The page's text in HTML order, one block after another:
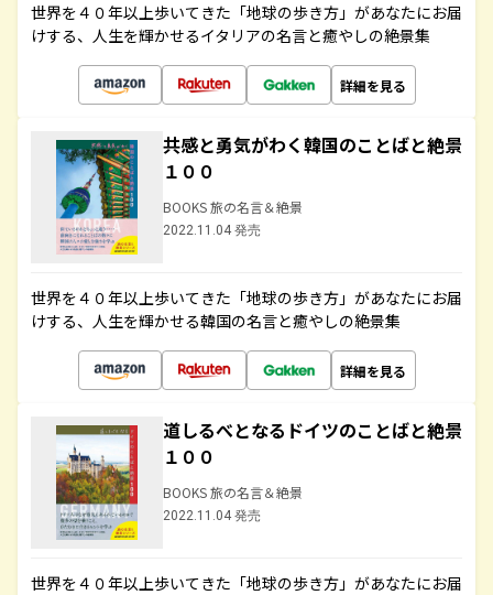
世界を４０年以上歩いてきた「地球の歩き方」があなたにお届
けする、人生を輝かせるイタリアの名言と癒やしの絶景集
詳細を見る
共感と勇気がわく韓国のことばと絶景
１００
BOOKS 旅の名言＆絶景
2022.11.04 発売
世界を４０年以上歩いてきた「地球の歩き方」があなたにお届
けする、人生を輝かせる韓国の名言と癒やしの絶景集
詳細を見る
道しるべとなるドイツのことばと絶景
１００
BOOKS 旅の名言＆絶景
2022.11.04 発売
世界を４０年以上歩いてきた「地球の歩き方」があなたにお届